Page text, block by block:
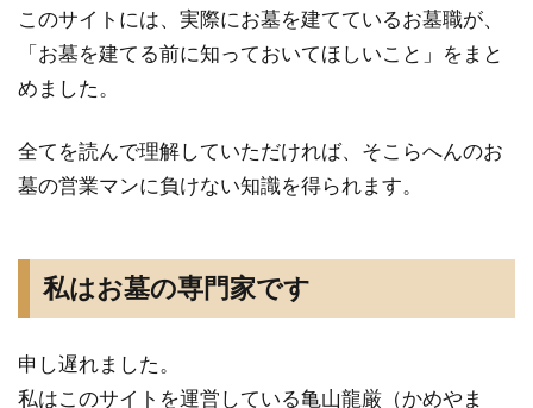
このサイトには、実際にお墓を建てているお墓職が、
「お墓を建てる前に知っておいてほしいこと」をまと
めました。
全てを読んで理解していただければ、そこらへんのお
墓の営業マンに負けない知識を得られます。
私はお墓の専門家です
申し遅れました。
私はこのサイトを運営している亀山龍厳（かめやま